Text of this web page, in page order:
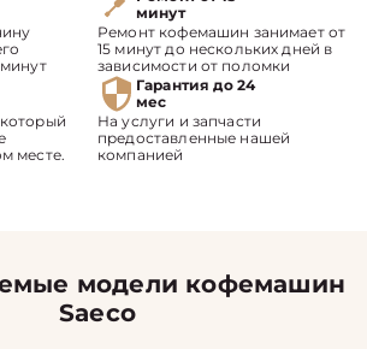
минут
Ремонт кофемашин занимает от
15 минут до нескольких дней в
зависимости от поломки
месте.
Гарантия до 24
мес
На услуги и запчасти
предоставленные нашей
компанией
модели кофемашин
Saeco